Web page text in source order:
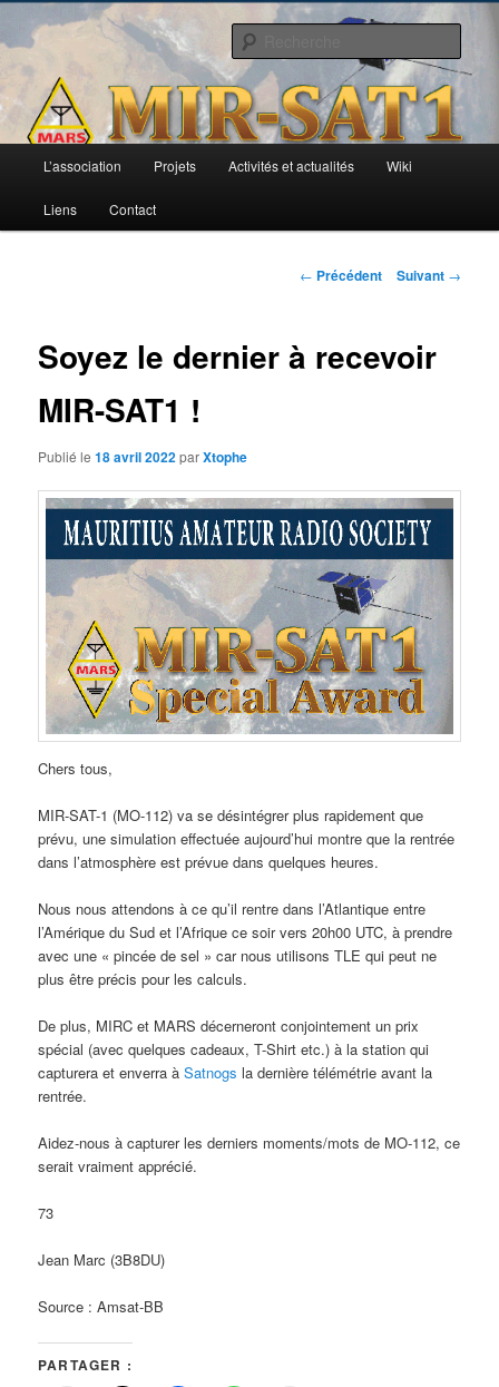
principalAMSAT Francophone
L'activité radioamateur par satellite
principal
L’association Projets Activités et actualités Wiki
Liens Contact
Navigation
← Précédent Suivant →
Soyez le dernier à recevoir
MIR-SAT1 !
Publié le18 avril 2022parXtophe
Chers tous,
MIR-SAT-1 (MO-112) va se désintégrer plus rapidement que
prévu, une simulation effectuée aujourd’hui montre que la rentrée
dans l’atmosphère est prévue dans quelques heures.
Nous nous attendons à ce qu’il rentre dans l’Atlantique entre
l’Amérique du Sud et l’Afrique ce soir vers 20h00 UTC, à prendre
avec une « pincée de sel » car nous utilisons TLE qui peut ne
plus être précis pour les calculs.
De plus, MIRC et MARS décerneront conjointement un prix
spécial (avec quelques cadeaux, T-Shirt etc.) à la station qui
capturera et enverra àSatnogsla dernière télémétrie avant la
rentrée.
Aidez-nous à capturer les derniers moments/mots de MO-112, ce
serait vraiment apprécié.
73
Jean Marc (3B8DU)
Source : Amsat-BB
PARTAGER :